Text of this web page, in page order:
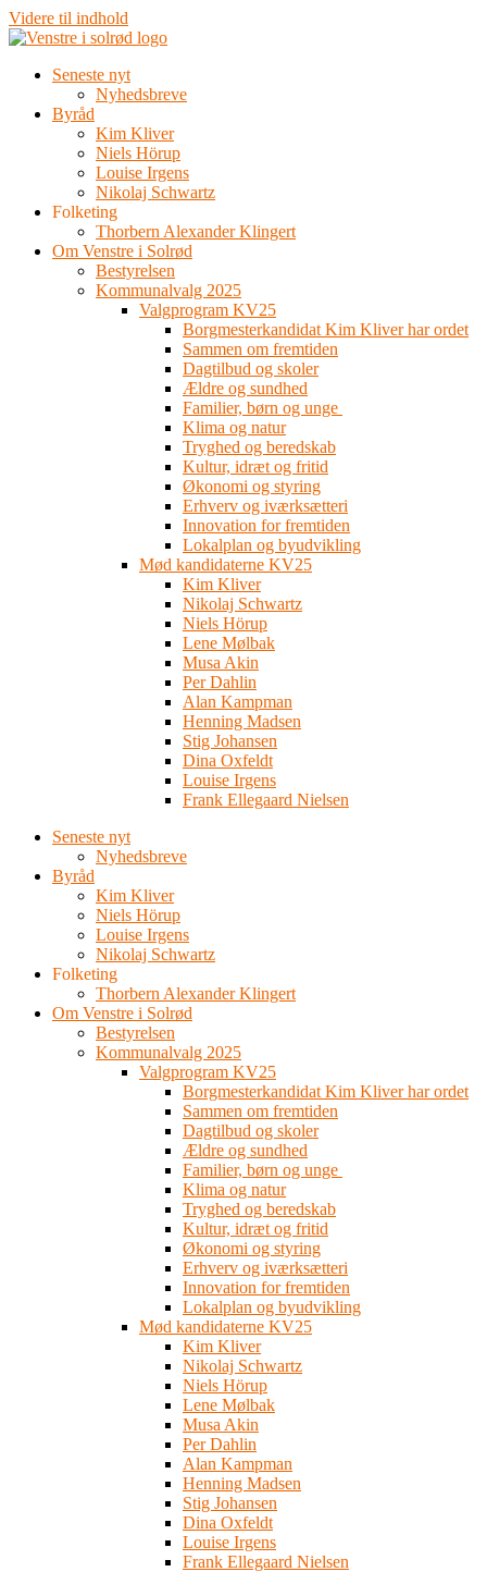
Videre til indhold
Seneste nyt
Nyhedsbreve
Byråd
Kim Kliver
Niels Hörup
Louise Irgens
Nikolaj Schwartz
Folketing
Thorbern Alexander Klingert
Om Venstre i Solrød
Bestyrelsen
Kommunalvalg 2025
Valgprogram KV25
Borgmesterkandidat Kim Kliver har ordet
Sammen om fremtiden
Dagtilbud og skoler
Ældre og sundhed
Familier, børn og unge
Klima og natur
Tryghed og beredskab
Kultur, idræt og fritid
Økonomi og styring
Erhverv og iværksætteri
Innovation for fremtiden
Lokalplan og byudvikling
Mød kandidaterne KV25
Kim Kliver
Nikolaj Schwartz
Niels Hörup
Lene Mølbak
Musa Akin
Per Dahlin
Alan Kampman
Henning Madsen
Stig Johansen
Dina Oxfeldt
Louise Irgens
Frank Ellegaard Nielsen
Seneste nyt
Nyhedsbreve
Byråd
Kim Kliver
Niels Hörup
Louise Irgens
Nikolaj Schwartz
Folketing
Thorbern Alexander Klingert
Om Venstre i Solrød
Bestyrelsen
Kommunalvalg 2025
Valgprogram KV25
Borgmesterkandidat Kim Kliver har ordet
Sammen om fremtiden
Dagtilbud og skoler
Ældre og sundhed
Familier, børn og unge
Klima og natur
Tryghed og beredskab
Kultur, idræt og fritid
Økonomi og styring
Erhverv og iværksætteri
Innovation for fremtiden
Lokalplan og byudvikling
Mød kandidaterne KV25
Kim Kliver
Nikolaj Schwartz
Niels Hörup
Lene Mølbak
Musa Akin
Per Dahlin
Alan Kampman
Henning Madsen
Stig Johansen
Dina Oxfeldt
Louise Irgens
Frank Ellegaard Nielsen